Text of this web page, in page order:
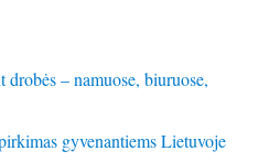
drobės – namuose, biuruose,
gyvenantiems Lietuvoje